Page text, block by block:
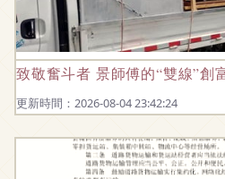
致敬奮斗者 景師傅的“雙線”
更新時間：2026-08-04 23:42:24